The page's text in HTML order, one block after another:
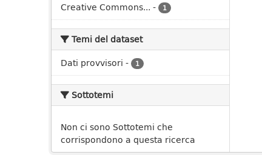
Creative Commons... - 1
Temi del dataset
Dati provvisori - 1
Sottotemi
Non ci sono Sottotemi che
corrispondono a questa ricerca